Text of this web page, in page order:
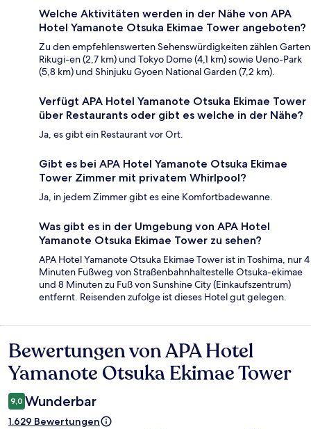
Welche Aktivitäten werden in der Nähe von APA
Hotel Yamanote Otsuka Ekimae Tower angeboten?
Zu den empfehlenswerten Sehenswürdigkeiten zählen Garten
Rikugi-en (2,7 km) und Tokyo Dome (4,1 km) sowie Ueno-Park
(5,8 km) und Shinjuku Gyoen National Garden (7,2 km).
Verfügt APA Hotel Yamanote Otsuka Ekimae Tower
über Restaurants oder gibt es welche in der Nähe?
Ja, es gibt ein Restaurant vor Ort.
Gibt es bei APA Hotel Yamanote Otsuka Ekimae
Tower Zimmer mit privatem Whirlpool?
Ja, in jedem Zimmer gibt es eine Komfortbadewanne.
Was gibt es in der Umgebung von APA Hotel
Yamanote Otsuka Ekimae Tower zu sehen?
APA Hotel Yamanote Otsuka Ekimae Tower ist in Toshima, nur 4
Minuten Fußweg von Straßenbahnhaltestelle Otsuka-ekimae
und 8 Minuten zu Fuß von Sunshine City (Einkaufszentrum)
entfernt. Reisenden zufolge ist dieses Hotel gut gelegen.
Bewertungen
Bewertungen von APA Hotel
Yamanote Otsuka Ekimae Tower
9,0 Wunderbar
1.629 Bewertungen